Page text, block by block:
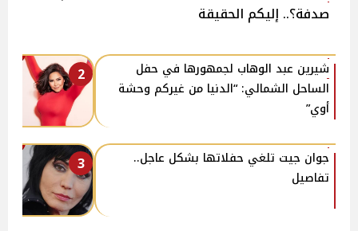
صدفة؟.. إليكم الحقيقة
2
شيرين عبد الوهاب لجمهورها في حفل
الساحل الشمالي: “الدنيا من غيركم وحشة
أوي”
3
جوان جيت تلغي حفلاتها بشكل عاجل..
تفاصيل